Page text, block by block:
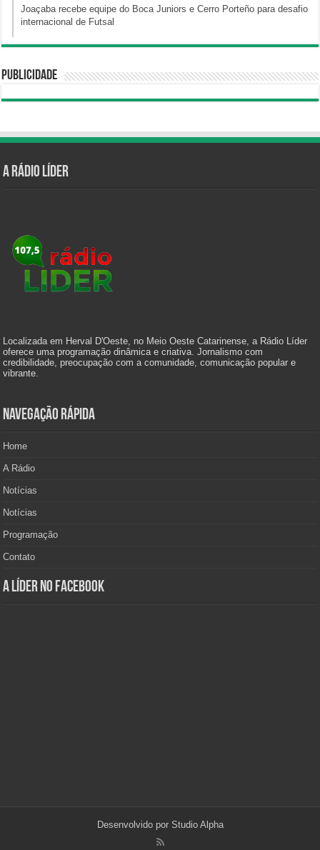
Joaçaba recebe equipe do Boca Juniors e Cerro Porteño para desafio
internacional de Futsal
Publicidade
A Rádio Líder
Localizada em Herval D'Oeste, no Meio Oeste Catarinense, a Rádio Líder
oferece uma programação dinâmica e criativa. Jornalismo com
credibilidade, preocupação com a comunidade, comunicação popular e
vibrante.
Navegação Rápida
Home
A Rádio
Notícias
Notícias
Programação
Contato
A Líder no Facebook
Desenvolvido por Studio Alpha